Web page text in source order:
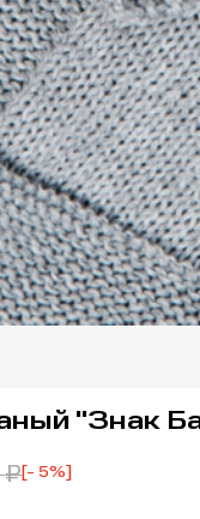
"Знак
₽[- 5%]